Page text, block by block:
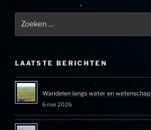
LAATSTE BERICHTEN
Wandelen langs water en wetenschap
6 mei 2026